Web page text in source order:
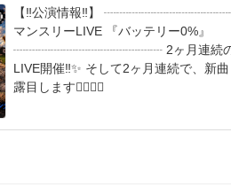
【‼️公演情報‼️】 ┈┈┈┈┈┈┈┈┈┈┈┈ 100STARS
マンスリーLIVE 『バッテリー0%』
┈┈┈┈┈┈┈┈┈┈┈┈ 2ヶ月連続のマンスリー
LIVE開催‼️✨ そして2ヶ月連続で、新
露目します❤️‍🔥❤️‍🔥